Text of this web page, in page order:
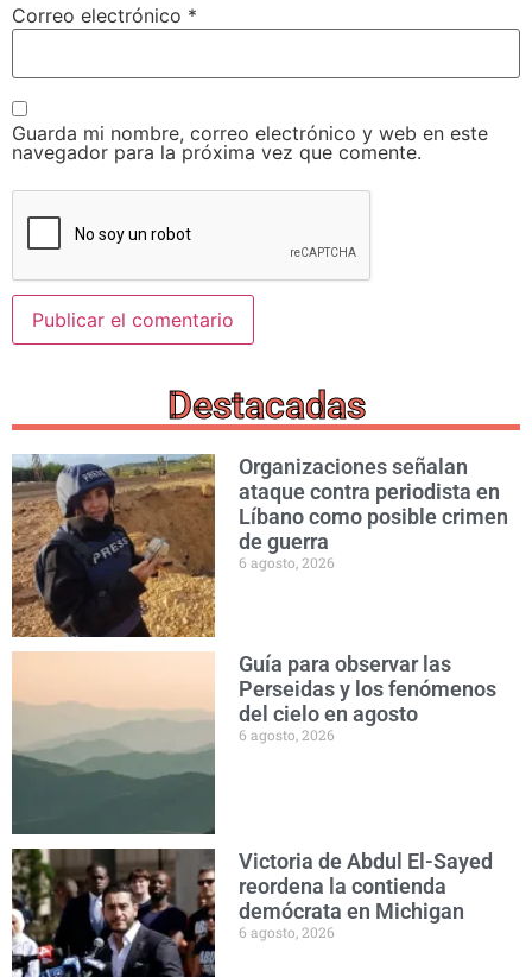
Correo electrónico *
Guarda mi nombre, correo electrónico y web en este
navegador para la próxima vez que comente.
Destacadas
Organizaciones señalan
ataque contra periodista en
Líbano como posible crimen
de guerra
6 agosto, 2026
Guía para observar las
Perseidas y los fenómenos
del cielo en agosto
6 agosto, 2026
Victoria de Abdul El-Sayed
reordena la contienda
demócrata en Michigan
6 agosto, 2026